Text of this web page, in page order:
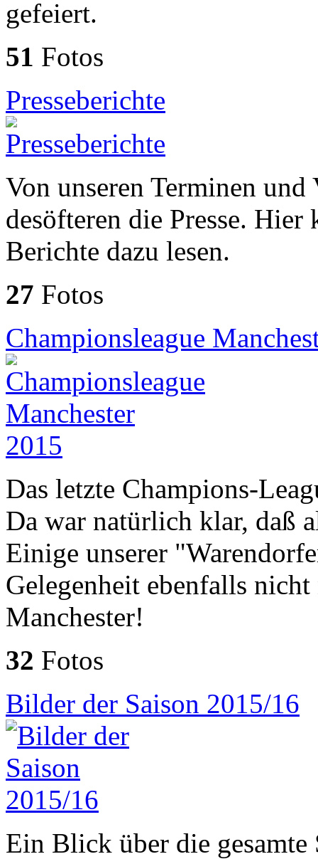
gefeiert.
51 Fotos
Presseberichte
Von unseren Terminen
desöfteren die Presse.
Berichte dazu lesen.
27 Fotos
Championsleague
Das letzte Champions-
Da war natürlich klar, daß
Einige unserer
Gelegenheit ebenfalls
Manchester!
32 Fotos
Bilder der Saison 2015/16
Ein Blick über die gesamte